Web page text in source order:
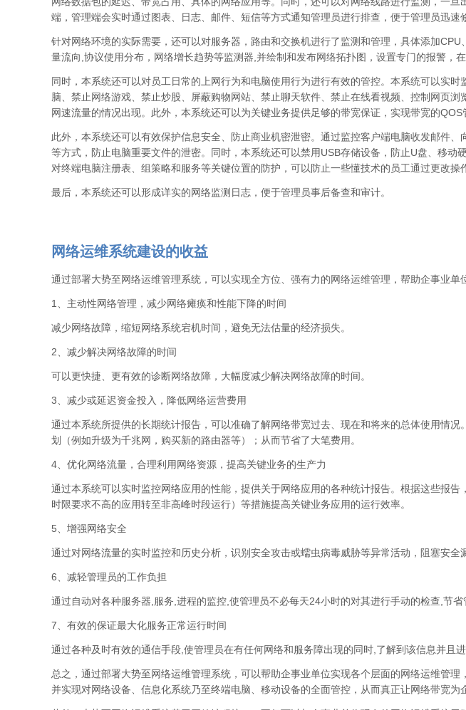
端，管理端会实时通过图表、日志、邮件、短信等方式通知管理员进行排查，便于管理员迅速
针对网络环境的实际需要，还可以对服务器，路由和交换机进行了监测和管理，具体添加
量流向,协议使用分布，网络增长趋势等监测器,并绘制和发布网络拓扑图，设置专门的报警，
同时，本系统还可以对员工日常的上网行为和电脑使用行为进行有效的管控。本系统可以实
脑、禁止网络游戏、禁止炒股、屏蔽购物网站、禁止聊天软件、禁止在线看视频、控制网页
网速流量的情况出现。此外，本系统还可以为关键业务提供足够的带宽保证，实现带宽的QOS
此外，本系统还可以有效保护信息安全、防止商业机密泄密。通过监控客户端电脑收发邮件
等方式，防止电脑重要文件的泄密。同时，本系统还可以禁用USB存储设备，防止U盘、移动
对终端电脑注册表、组策略和服务等关键位置的防护，可以防止一些懂技术的员工通过更改操
最后，本系统还可以形成详实的网络监测日志，便于管理员事后备查和审计。
网络运维系统建设的收益
通过部署大势至网络运维管理系统，可以实现全方位、强有力的网络运维管理，帮助企事业单
1、主动性网络管理，减少网络瘫痪和性能下降的时间
减少网络故障，缩短网络系统宕机时间，避免无法估量的经济损失。
2、减少解决网络故障的时间
可以更快捷、更有效的诊断网络故障，大幅度减少解决网络故障的时间。
3、减少或延迟资金投入，降低网络运营费用
通过本系统所提供的长期统计报告，可以准确了解网络带宽过去、现在和将来的总体使用情
划（例如升级为千兆网，购买新的路由器等）；从而节省了大笔费用。
4、优化网络流量，合理利用网络资源，提高关键业务的生产力
通过本系统可以实时监控网络应用的性能，提供关于网络应用的各种统计报告。根据这些报
时限要求不高的应用转至非高峰时段运行）等措施提高关键业务应用的运行效率。
5、增强网络安全
通过对网络流量的实时监控和历史分析，识别安全攻击或蠕虫病毒威胁等异常活动，阻塞安全
6、减轻管理员的工作负担
通过自动对各种服务器,服务,进程的监控,使管理员不必每天24小时的对其进行手动的检查,节省
7、有效的保证最大化服务正常运行时间
通过各种及时有效的通信手段,使管理员在有任何网络和服务障出现的同时,了解到该信息并且进
总之，通过部署大势至网络运维管理系统，可以帮助企事业单位实现各个层面的网络运维管理
并实现对网络设备、信息化系统乃至终端电脑、移动设备的全面管控，从而真正让网络带宽为